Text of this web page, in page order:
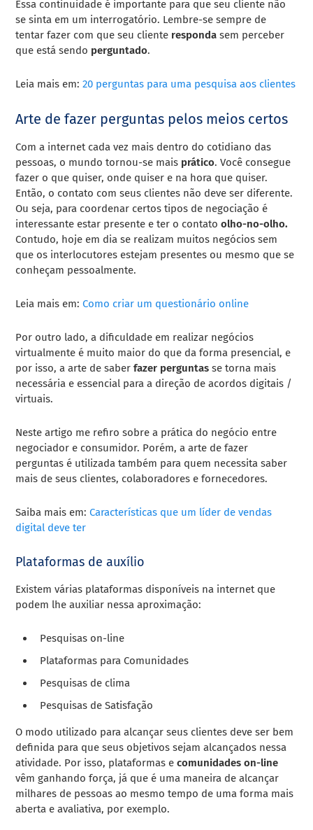
Essa continuidade é importante para que seu cliente não
se sinta em um interrogatório. Lembre-se sempre de
tentar fazer com que seu cliente responda sem perceber
que está sendo perguntado.
Leia mais em:20 perguntas para uma pesquisa aos clientes
Arte de fazer perguntas pelos meios certos
Com a internet cada vez mais dentro do cotidiano das
pessoas, o mundo tornou-se mais prático. Você consegue
fazer o que quiser, onde quiser e na hora que quiser.
Então, o contato com seus clientes não deve ser diferente.
Ou seja, para coordenar certos tipos de negociação é
interessante estar presente e ter o contatoolho-no-olho.
Contudo, hoje em dia se realizam muitos negócios sem
que os interlocutores estejam presentes ou mesmo que se
conheçam pessoalmente.
Leia mais em:Como criar um questionário online
Por outro lado, a dificuldade em realizar negócios
virtualmente é muito maior do que da forma presencial, e
por isso, a arte de saberfazer perguntas se torna mais
necessária e essencial para a direção de acordos digitais /
virtuais.
Neste artigo me refiro sobre a prática do negócio entre
negociador e consumidor. Porém, a arte de fazer
perguntas é utilizada também para quem necessita saber
mais de seus clientes, colaboradores e fornecedores.
Saiba mais em:Características que um líder de vendas
digital deve ter
Plataformas de auxílio
Existem várias plataformas disponíveis na internet que
podem lhe auxiliar nessa aproximação:
Pesquisas on-line
Plataformas para Comunidades
Pesquisas de clima
Pesquisas de Satisfação
O modo utilizado para alcançar seus clientes deve ser bem
definida para que seus objetivos sejam alcançados nessa
atividade. Por isso, plataformas ecomunidades on-line
vêm ganhando força, já que é uma maneira de alcançar
milhares de pessoas ao mesmo tempo de uma forma mais
aberta e avaliativa, por exemplo.